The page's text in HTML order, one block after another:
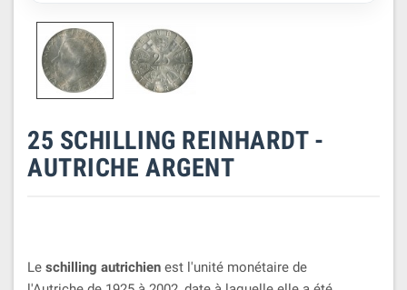
25 SCHILLING REINHARDT -
AUTRICHE ARGENT
Le schilling autrichien est l'unité monétaire de